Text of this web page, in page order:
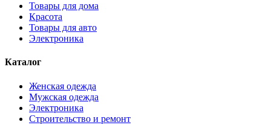
Товары для дома
Красота
Товары для авто
Электроника
Каталог
Женская одежда
Мужская одежда
Электроника
Строительство и ремонт